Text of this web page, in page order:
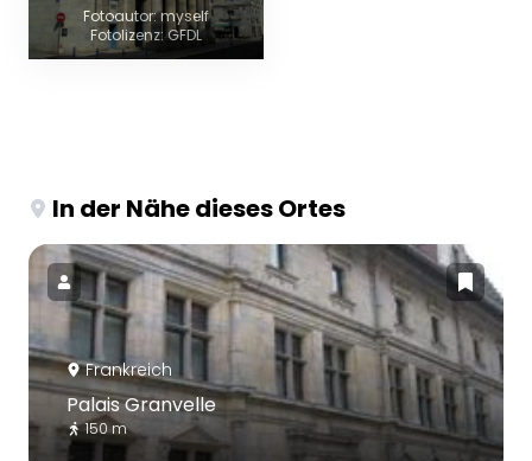
Fotoautor: myself
Fotolizenz: GFDL
In der Nähe dieses Ortes
Frankreich
Palais Granvelle
150 m